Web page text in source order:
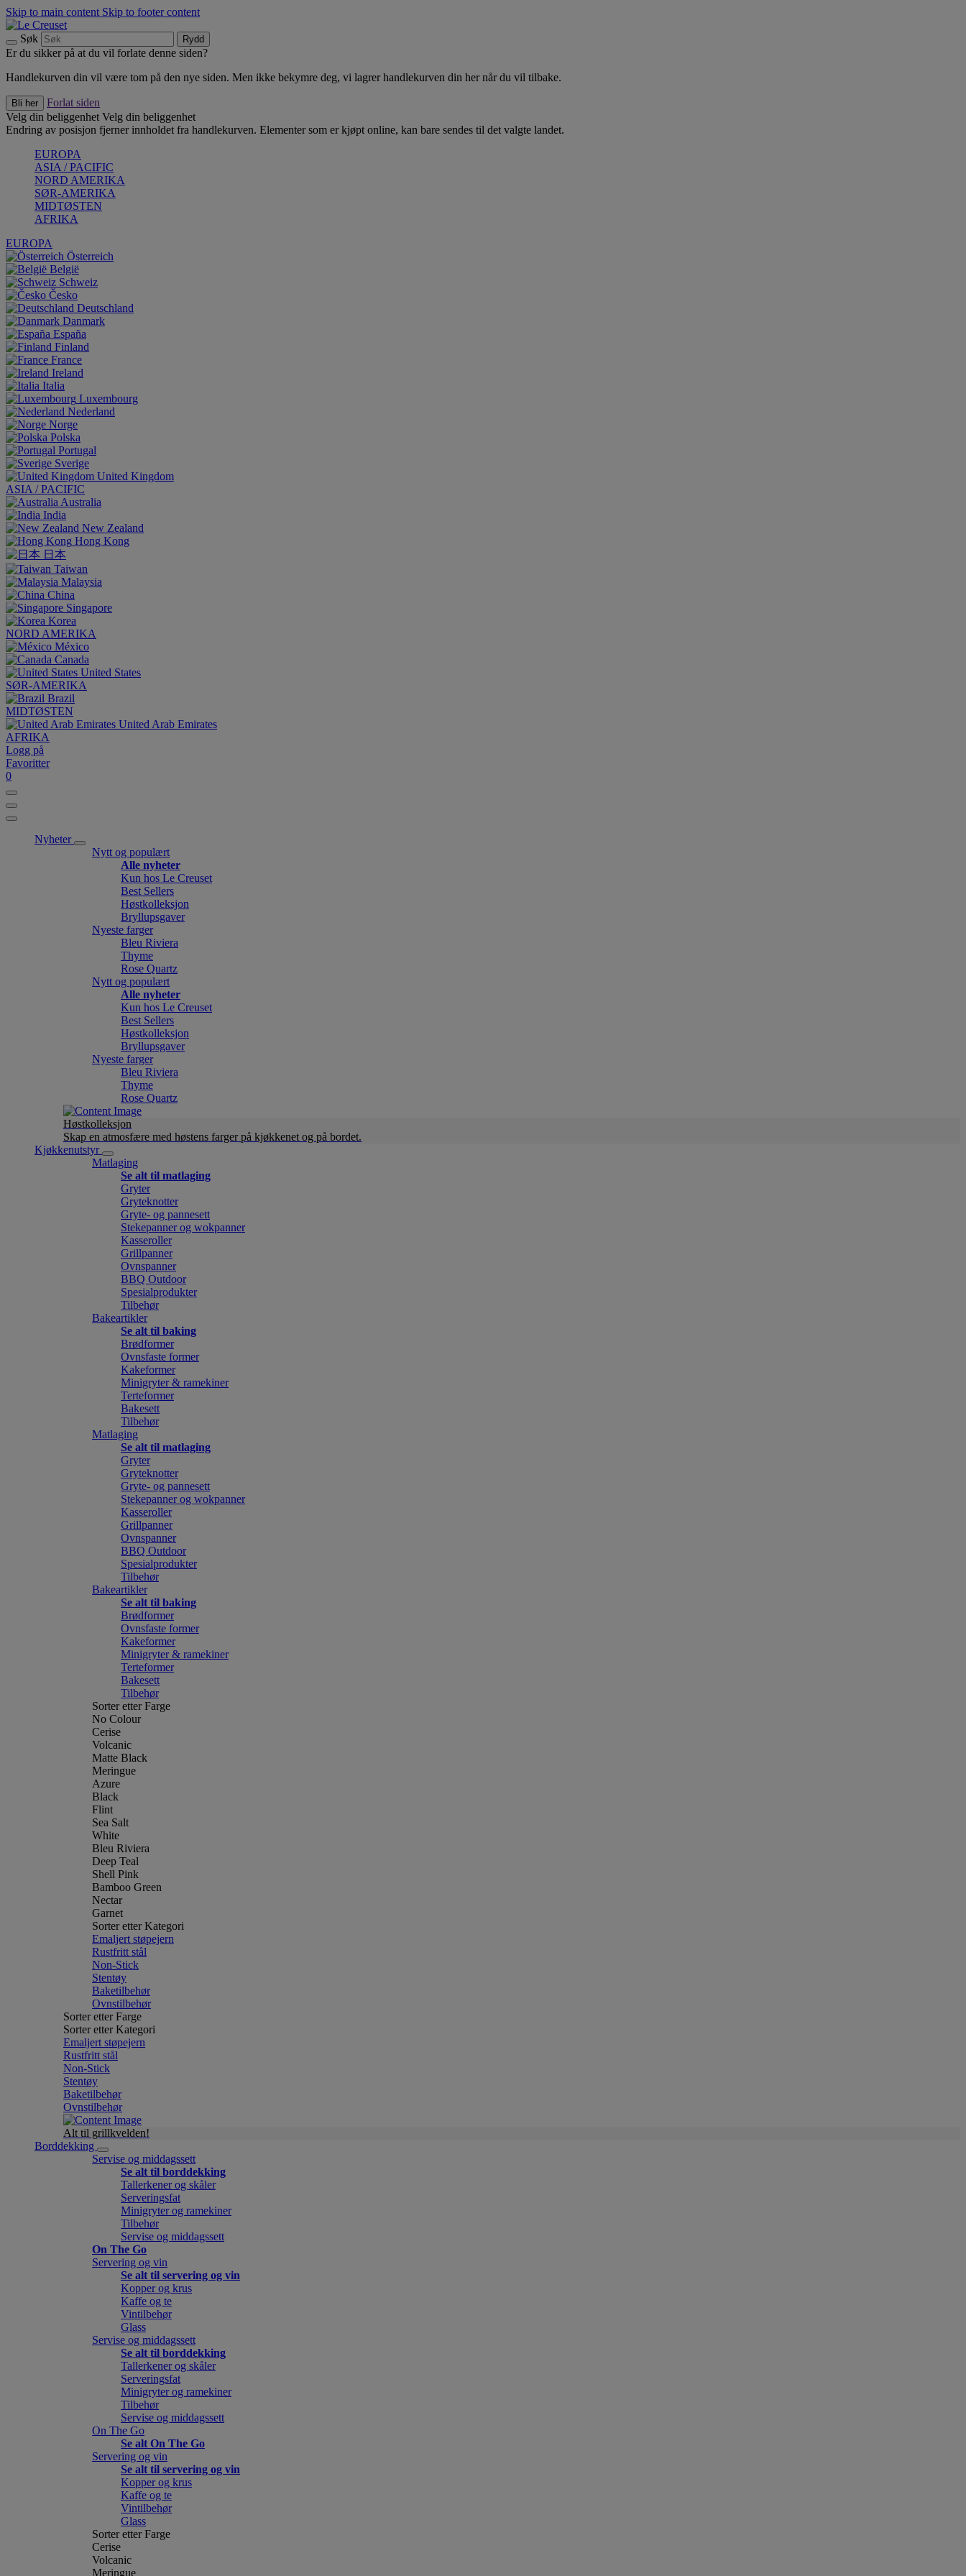
Skip to main content Skip to footer content
Søk Rydd
Er du sikker på at du vil forlate denne siden?
Handlekurven din vil være tom på den nye siden. Men ikke bekymre deg, vi lagrer handlekurven din her når du vil tilbake.
Bli her
Forlat siden
Velg din beliggenhet Velg din beliggenhet
Endring av posisjon fjerner innholdet fra handlekurven. Elementer som er kjøpt online, kan bare sendes til det valgte landet.
EUROPA
ASIA / PACIFIC
NORD AMERIKA
SØR-AMERIKA
MIDTØSTEN
AFRIKA
EUROPA
Österreich
België
Schweiz
Česko
Deutschland
Danmark
España
Finland
France
Ireland
Italia
Luxembourg
Nederland
Norge
Polska
Portugal
Sverige
United Kingdom
ASIA / PACIFIC
Australia
India
New Zealand
Hong Kong
日本
Taiwan
Malaysia
China
Singapore
Korea
NORD AMERIKA
México
Canada
United States
SØR-AMERIKA
Brazil
MIDTØSTEN
United Arab Emirates
AFRIKA
Logg på
Favoritter
0
Nyheter
Nytt og populært
Alle nyheter
Kun hos Le Creuset
Best Sellers
Høstkolleksjon
Bryllupsgaver
Nyeste farger
Bleu Riviera
Thyme
Rose Quartz
Nytt og populært
Alle nyheter
Kun hos Le Creuset
Best Sellers
Høstkolleksjon
Bryllupsgaver
Nyeste farger
Bleu Riviera
Thyme
Rose Quartz
Høstkolleksjon
Skap en atmosfære med høstens farger på kjøkkenet og på bordet.
Kjøkkenutstyr
Matlaging
Se alt til matlaging
Gryter
Gryteknotter
Gryte- og pannesett
Stekepanner og wokpanner
Kasseroller
Grillpanner
Ovnspanner
BBQ Outdoor
Spesialprodukter
Tilbehør
Bakeartikler
Se alt til baking
Brødformer
Ovnsfaste former
Kakeformer
Minigryter & ramekiner
Terteformer
Bakesett
Tilbehør
Matlaging
Se alt til matlaging
Gryter
Gryteknotter
Gryte- og pannesett
Stekepanner og wokpanner
Kasseroller
Grillpanner
Ovnspanner
BBQ Outdoor
Spesialprodukter
Tilbehør
Bakeartikler
Se alt til baking
Brødformer
Ovnsfaste former
Kakeformer
Minigryter & ramekiner
Terteformer
Bakesett
Tilbehør
Sorter etter Farge
No Colour
Cerise
Volcanic
Matte Black
Meringue
Azure
Black
Flint
Sea Salt
White
Bleu Riviera
Deep Teal
Shell Pink
Bamboo Green
Nectar
Garnet
Sorter etter Kategori
Emaljert støpejern
Rustfritt stål
Non-Stick
Stentøy
Baketilbehør
Ovnstilbehør
Sorter etter Farge
Sorter etter Kategori
Emaljert støpejern
Rustfritt stål
Non-Stick
Stentøy
Baketilbehør
Ovnstilbehør
Alt til grillkvelden!
Borddekking
Servise og middagssett
Se alt til borddekking
Tallerkener og skåler
Serveringsfat
Minigryter og ramekiner
Tilbehør
Servise og middagssett
On The Go
Servering og vin
Se alt til servering og vin
Kopper og krus
Kaffe og te
Vintilbehør
Glass
Servise og middagssett
Se alt til borddekking
Tallerkener og skåler
Serveringsfat
Minigryter og ramekiner
Tilbehør
Servise og middagssett
On The Go
Se alt On The Go
Servering og vin
Se alt til servering og vin
Kopper og krus
Kaffe og te
Vintilbehør
Glass
Sorter etter Farge
Cerise
Volcanic
Meringue